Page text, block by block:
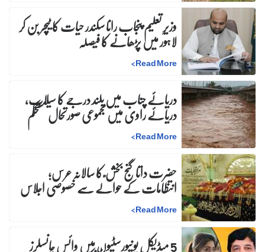
وزیرِ تعلیم پنجاب رانا سکندر حیات کا ٹیچر بن کر
لاہور میں پڑھانے کا فیصلہ
Read More
>
دریائے چناب میں بلند درجے کا سیلاب،
دریائے راوی میں مجموعی صورتحال مستحکم
Read More
>
حضرت داتا گنج بخش ؒ کا سالانہ عرس;
انتظامات کے حوالے سے خصوصی اجلاس
Read More
>
5 میڈیکل یونیورسٹیوں میں وائس چانسلرز